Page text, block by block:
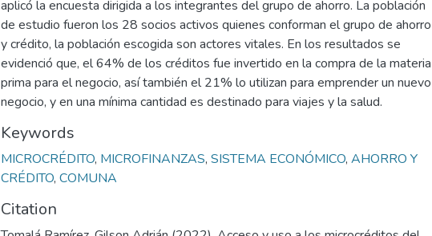
aplicó la encuesta dirigida a los integrantes del grupo de ahorro. La población
de estudio fueron los 28 socios activos quienes conforman el grupo de ahorro
y crédito, la población escogida son actores vitales. En los resultados se
evidenció que, el 64% de los créditos fue invertido en la compra de la materia
prima para el negocio, así también el 21% lo utilizan para emprender un nuevo
negocio, y en una mínima cantidad es destinado para viajes y la salud.
Keywords
MICROCRÉDITO, MICROFINANZAS, SISTEMA ECONÓMICO, AHORRO Y
CRÉDITO, COMUNA
Citation